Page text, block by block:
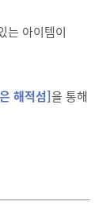
는 아이템이
해적섬]을 통해